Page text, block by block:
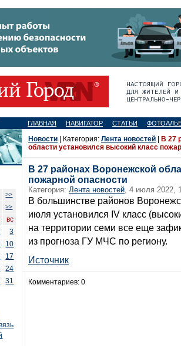
ГЛАВНАЯ НАВИГАТОР СТАТЬИ
>>
>>
вс
3
10
17
24
31
Новости | Категория: Лента новостей
В 27
области установился высокий класс
В 27 районах Воронежской
пожарной опасности
Категория: Лента новостей, 4 июля 2022,
В большинстве районов
июля установился IV класс
на территории семи все еще
из прогноза ГУ МЧС по региону.
Источник
Комментариев: 0